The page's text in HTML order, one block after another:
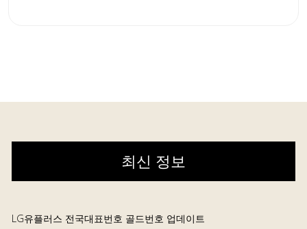
최신 정보
LG유플러스 전국대표번호 골드번호 업데이트